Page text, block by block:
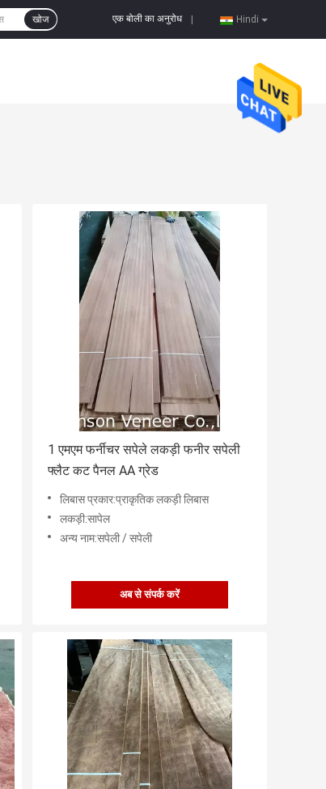
Hindi
एक बोली का अनुरोध
खोज
1 एमएम फर्नीचर सपेले लकड़ी फनीर सपेली
फ्लैट कट पैनल AA ग्रेड
लिबास प्रकार:प्राकृतिक लकड़ी लिबास
लकड़ी:सापेल
अन्य नाम:सपेली / सपेली
अब से संपर्क करें